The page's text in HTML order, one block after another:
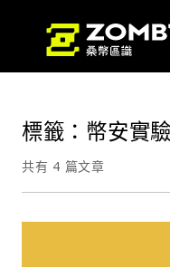
標籤：幣安實
共有 4 篇文章